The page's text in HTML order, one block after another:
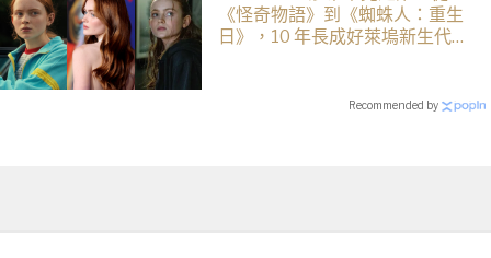
《怪奇物語》到《蜘蛛人：重生
日》，10 年長成好萊塢新生代女
Recommended by